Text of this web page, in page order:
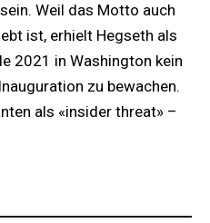
Weil das Motto auch
ist, erhielt Hegseth als
2021 in Washington kein
zu bewachen.
als «insider threat» –